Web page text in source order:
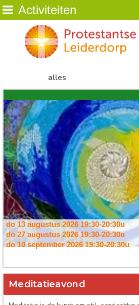
Home
Wie zijn wij
Kerkdiensten
Diaconie
Jeugd
Activiteiten
Beeld
ANBI /Veilige Gemeente
Verhuur
van
Leiderdorp
Activiteiten
alles
week 17-08-2026
week
do 13 augustus 2026 19:30-20:30u
do 27 augustus 202619:30-20:30u
do 10 september 2026 19:30-20:30u
do 22 oktober 202619:30-20:30u
do 5 november 202619:30-20:30u
do 19 november 202619:30-20:30u
Meditatieavond